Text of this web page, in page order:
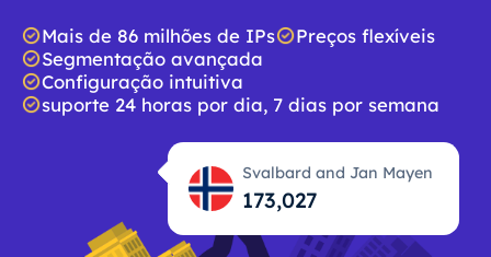
Mais de 86 milhões de IPs
Preços flexíveis
Segmentação avançada
Configuração intuitiva
suporte 24 horas por dia, 7 dias por semana
Svalbard and Jan Mayen
173,028